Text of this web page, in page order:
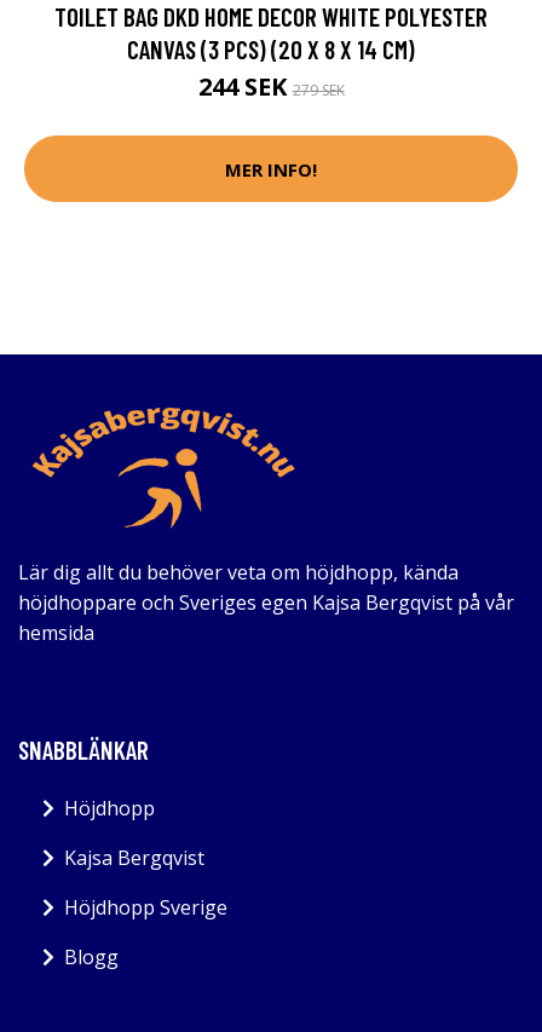
TOILET BAG DKD HOME DECOR WHITE POLYESTER
CANVAS (3 PCS) (20 X 8 X 14 CM)
244 SEK279 SEK
MER INFO!
Lär dig allt du behöver veta om höjdhopp, kända
höjdhoppare och Sveriges egen Kajsa Bergqvist på vår
hemsida
SNABBLÄNKAR
Höjdhopp
Kajsa Bergqvist
Höjdhopp Sverige
Blogg